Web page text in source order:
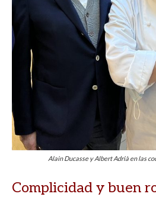
Alain Ducasse y Albert Adrià en las
Complicidad y buen